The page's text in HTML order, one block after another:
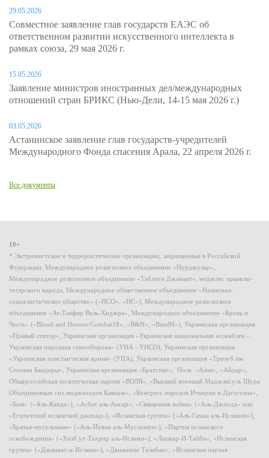
29.05.2026
Совместное заявление глав государств ЕАЭС об
ответственном развитии искусственного интеллекта в
рамках союза, 29 мая 2026 г.
15.05.2026
Заявление министров иностранных дел/международных
отношений стран БРИКС (Нью-Дели, 14-15 мая 2026 г.)
03.05.2026
Астанинское заявление глав государств-учредителей
Международного Фонда спасения Арала, 22 апреля 2026 г.
Все документы
18+
* Экстремистские и террористические организации, запрещенные в Российской
Федерации: Международное религиозное объединение «Нурджулар»,
Международное религиозное объединение «Таблиги Джамаат», меджлис крымско-
татарского народа, Международное общественное объединение «Национал-
социалистическое общество» («НСО», «НС»), Международное религиозное
объединение «Ат-Такфир Валь-Хиджра», Международное объединение «Кровь и
Честь» («Blood and Honour/Combat18», «B&H», «BandH»), Украинская организация
«Правый сектор», Украинская организация «Украинская национальная ассамблея –
Украинская народная самооборона» (УНА - УНСО), Украинская организация
«Украинская повстанческая армия» (УПА), Украинская организация «Тризуб им.
Степана Бандеры», Украинская организация «Братство», Полк «Азов», «Айдар»,
Общероссийская политическая партия «ВОЛЯ», «Высший военный Маджлисуль Шура
Объединенных сил моджахедов Кавказа», «Конгресс народов Ичкерии и Дагестана»,
«База» («Аль-Каида»), «Асбат аль-Ансар», «Священная война» («Аль-Джихад» или
«Египетский исламский джихад»), «Исламская группа» («Аль-Гамаа аль-Исламия»),
«Братья-мусульмане» («Аль-Ихван аль-Муслимун»), «Партия исламского
освобождения» («Хизб ут-Тахрир аль-Ислами»), «Лашкар-И-Тайба», «Исламская
группа» («Джамаат-и-Ислами»), «Движение Талибан», «Исламская партия